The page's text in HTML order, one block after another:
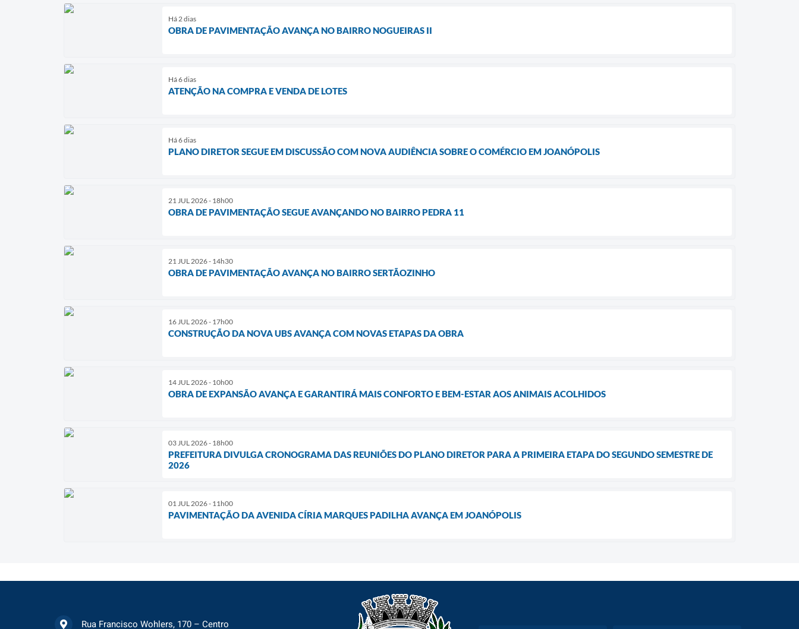
Há 2 dias
OBRA DE PAVIMENTAÇÃO AVANÇA NO BAIRRO NOGUEIRAS II
Há 6 dias
ATENÇÃO NA COMPRA E VENDA DE LOTES
Há 6 dias
PLANO DIRETOR SEGUE EM DISCUSSÃO COM NOVA AUDIÊNCIA SOBRE O COMÉRCIO EM JOANÓPOLIS
21 JUL 2026 - 18h00
OBRA DE PAVIMENTAÇÃO SEGUE AVANÇANDO NO BAIRRO PEDRA 11
21 JUL 2026 - 14h30
OBRA DE PAVIMENTAÇÃO AVANÇA NO BAIRRO SERTÃOZINHO
16 JUL 2026 - 17h00
CONSTRUÇÃO DA NOVA UBS AVANÇA COM NOVAS ETAPAS DA OBRA
14 JUL 2026 - 10h00
OBRA DE EXPANSÃO AVANÇA E GARANTIRÁ MAIS CONFORTO E BEM-ESTAR AOS ANIMAIS ACOLHIDOS
03 JUL 2026 - 18h00
PREFEITURA DIVULGA CRONOGRAMA DAS REUNIÕES DO PLANO DIRETOR PARA A PRIMEIRA ETAPA DO SEGUNDO SEMESTRE DE
2026
01 JUL 2026 - 11h00
PAVIMENTAÇÃO DA AVENIDA CÍRIA MARQUES PADILHA AVANÇA EM JOANÓPOLIS
Rua Francisco Wohlers, 170 – Centro